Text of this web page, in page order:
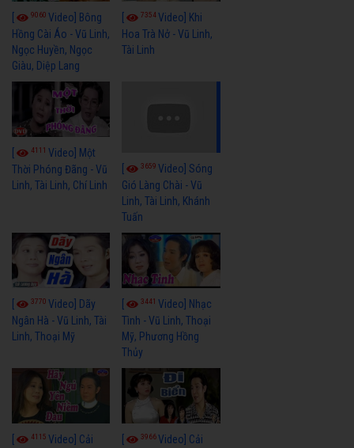
9060 Video] Bông
Hồng Cài Áo - Vũ Linh,
Ngọc Huyền, Ngọc
Giàu, Diệp Lang
7354Video] Khi
Hoa Trà Nở - Vũ Linh,
Tài Linh
4111 Video] Một
Thời Phóng Đãng - Vũ
Linh, Tài Linh, Chí Linh
3659Video] Sóng
Gió Làng Chài - Vũ
Linh, Tài Linh, Khánh
Tuấn
3770 Video] Dãy
Ngân Hà - Vũ Linh, Tài
Linh, Thoại Mỹ
3441Video] Nhạc
Tình - Vũ Linh, Thoại
Mỹ, Phương Hồng
Thủy
4115 Video] Cải
3966Video] Cải